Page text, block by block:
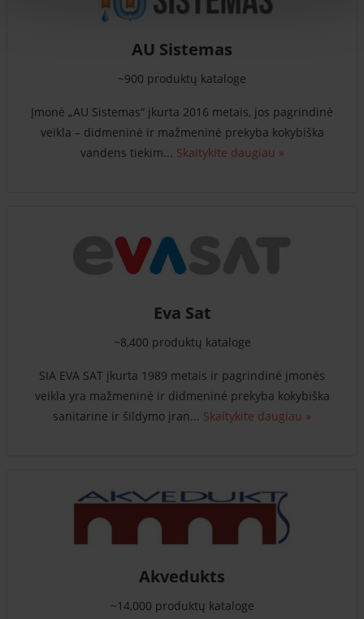
AU Sistemas
~900 produktų kataloge
Įmonė „AU Sistemas“ įkurta 2016 metais, jos pagrindinė
veikla – didmeninė ir mažmeninė prekyba kokybiška
vandens tiekim... Skaitykite daugiau »
Eva Sat
~8,400 produktų kataloge
SIA EVA SAT įkurta 1989 metais ir pagrindinė įmonės
veikla yra mažmeninė ir didmeninė prekyba kokybiška
sanitarine ir šildymo įran... Skaitykite daugiau »
Akvedukts
~14,000 produktų kataloge